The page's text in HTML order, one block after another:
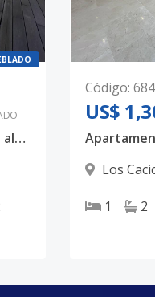
Apartamento amueblado de alto nivel con amenidades exclusivas en Los Cacicazgos
Código:
US$
Los
1
2